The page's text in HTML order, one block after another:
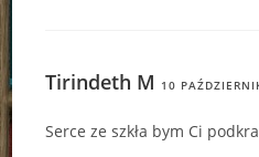
Tirindeth M 10
Serce ze szkła bym Ci